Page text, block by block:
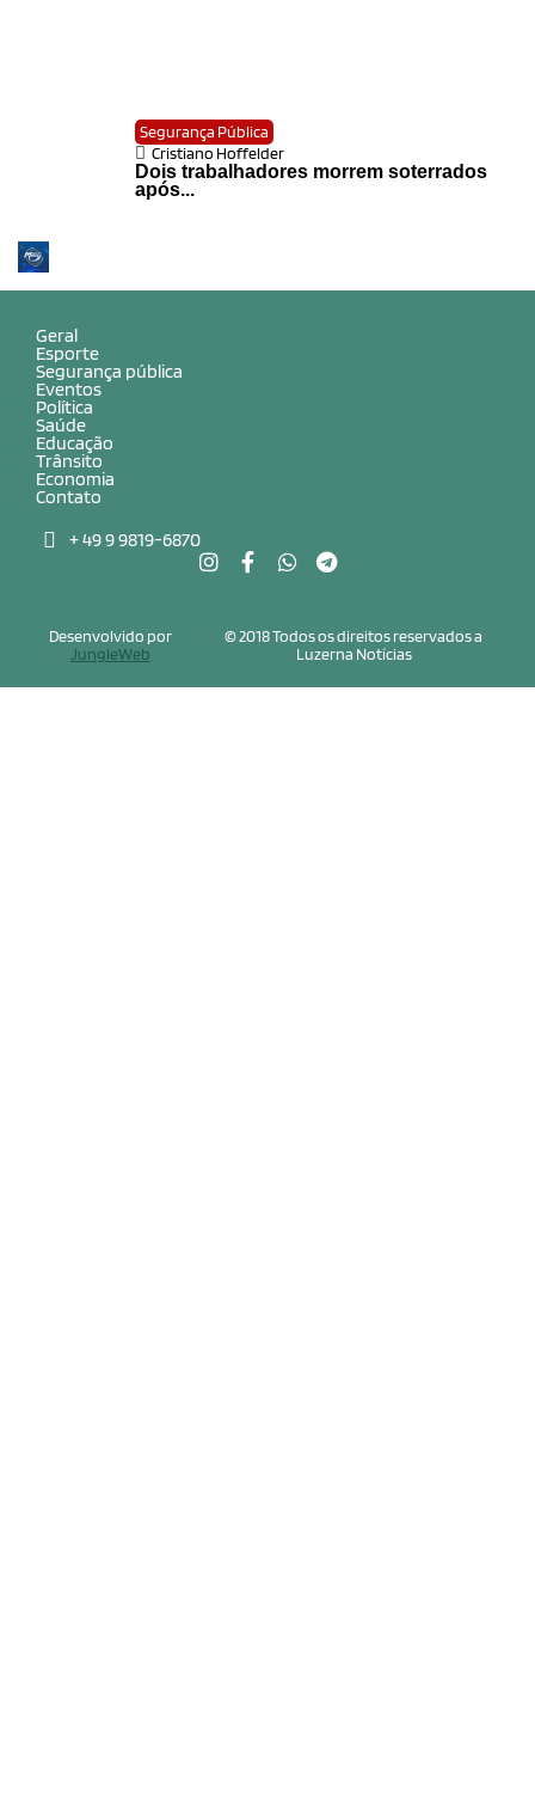
Segurança Pública
Cristiano Hoffelder
Dois trabalhadores morrem soterrados
após...
Geral
Esporte
Segurança pública
Eventos
Política
Saúde
Educação
Trânsito
Economia
Contato
+ 49 9 9819-6870
© 2018 Todos os direitos reservados a
Luzerna Notícias
Desenvolvido por
JungleWeb